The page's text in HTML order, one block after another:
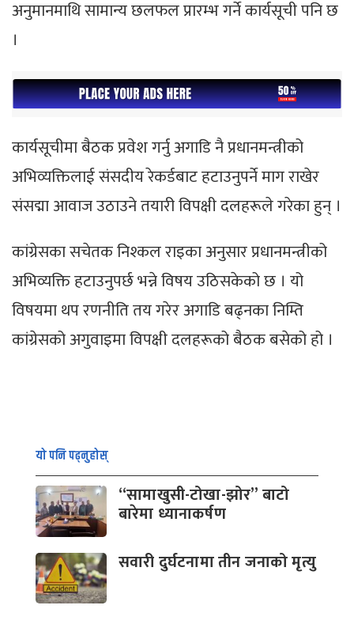
अनुमानमाथि सामान्य छलफल प्रारम्भ गर्ने कार्यसूची पनि छ
।
कार्यसूचीमा बैठक प्रवेश गर्नु अगाडि नै प्रधानमन्त्रीको
अभिव्यक्तिलाई संसदीय रेकर्डबाट हटाउनुपर्ने माग राखेर
संसद्मा आवाज उठाउने तयारी विपक्षी दलहरूले गरेका हुन् ।
कांग्रेसका सचेतक निश्कल राइका अनुसार प्रधानमन्त्रीको
अभिव्यक्ति हटाउनुपर्छ भन्ने विषय उठिसकेको छ । यो
विषयमा थप रणनीति तय गरेर अगाडि बढ्नका निम्ति
कांग्रेसको अगुवाइमा विपक्षी दलहरूको बैठक बसेको हो ।
यो पनि पढ्नुहोस्
“सामाखुसी-टोखा-झोर” बाटो
बारेमा ध्यानाकर्षण
सवारी दुर्घटनामा तीन जनाको मृत्यु